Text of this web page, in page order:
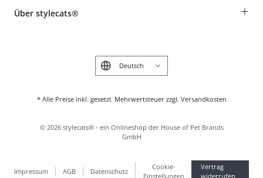
Produkte reklamieren und zurücksenden
Tierkrankenversicherung
Über stylecats® +
* Alle Preise inkl. gesetzl. Mehrwertsteuer zzgl. Versandkosten
English
Impressum AGB Datenschutz
Cookie-
Einstellungen
Vertrag
widerrufen
© 2026 stylecats® - ein Onlineshop der House of Pet Brands
GmbH